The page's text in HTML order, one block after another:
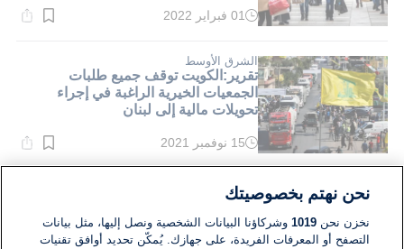
وقت
دقيقة.
01 فبراير 2022
الشرق الأوسط
تقرير:الكويت توقف جميع طلبات
الجمعيات الخيرية الراغبة في إجراء
تحويلات مالية إلى لبنان
وقت
دقيقة.
15 نوفمبر 2021
إسرائيل
وزير المالية الإسرائيلي: أعضاء في حزب
الليكود أعربوا عن ندمهم للانجرار وراء
نتنياهو
نحن نهتم بخصوصيتك
نخزن نحن1019 وشركاؤنا البيانات الشخصية ونصل إليها، مثل بيانات
التصفح أو المعرفات الفريدة، على جهازك. يُمكّن تحديد أوافق تقنيات